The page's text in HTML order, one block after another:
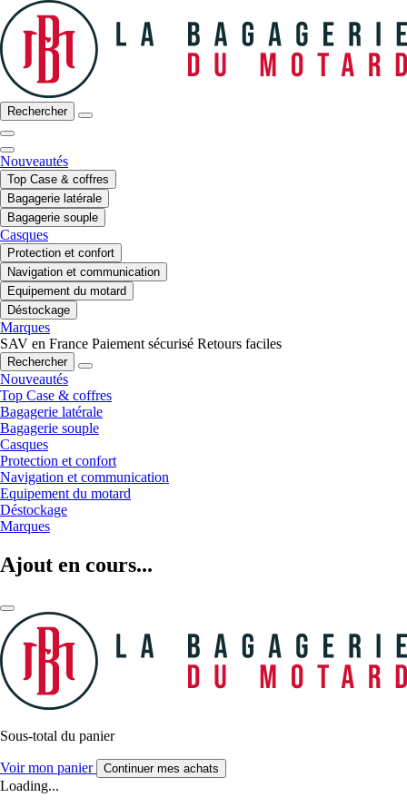
Rechercher
Nouveautés
Top Case & coffres
Bagagerie latérale
Bagagerie souple
Casques
Protection et confort
Navigation et communication
Equipement du motard
Déstockage
Marques
SAV en France Paiement sécurisé Retours faciles
Rechercher
Nouveautés
Top Case & coffres
Bagagerie latérale
Bagagerie souple
Casques
Protection et confort
Navigation et communication
Equipement du motard
Déstockage
Marques
Ajout en cours...
Sous-total du panier
Voir mon panier Continuer mes achats
Loading...